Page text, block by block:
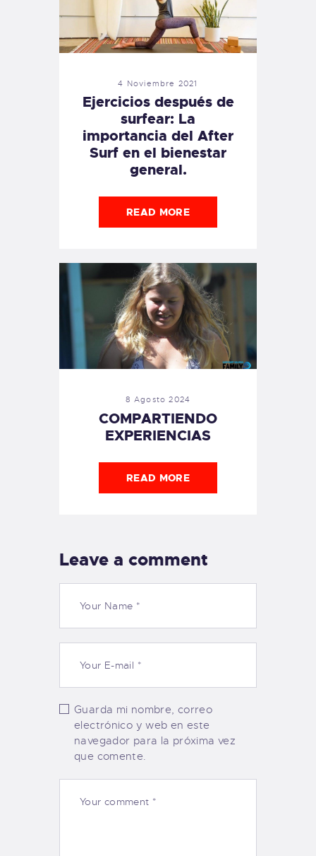
4 Noviembre 2021
Ejercicios después de
surfear: La
importancia del After
Surf en el bienestar
general.
READ MORE
8 Agosto 2024
COMPARTIENDO
EXPERIENCIAS
READ MORE
Leave a comment
Guarda mi nombre, correo
electrónico y web en este
navegador para la próxima vez
que comente.